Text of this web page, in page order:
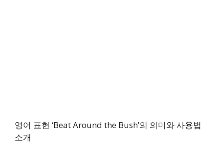
영어 표현 ‘Beat Around the Bush’의 의미와 사용법
소개